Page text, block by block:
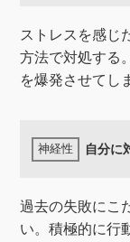
ストレスを感じ
方法で対処する
を爆発させてし
自分に
過去の失敗にこ
い。積極的に行